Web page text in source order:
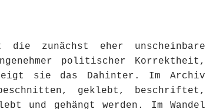
zunächst eher unscheinbare
politischer Korrektheit,
sie das Dahinter. Im Archiv
geklebt, beschriftet,
und gehängt werden. Im Wandel